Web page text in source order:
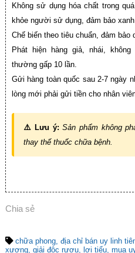
Không sử dụng hóa chất trong
khỏe người sử dụng, đảm bảo
Chế biến theo tiêu chuẩn, đảm bảo
Phát hiện hàng giả, nhái,
thường gấp 10 lần.
Gửi hàng toàn quốc sau 2-7 ngày
lòng mới phải gửi tiền cho nhân
⚠️ Lưu ý: Sản phẩm không
thay thế thuốc chữa bệnh.
Chia sẻ
chữa phong địa chỉ bán uy linh
xương giải độc rượu lợi tiểu mua